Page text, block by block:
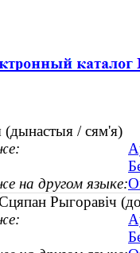
(дынастыя / сям'я)
на другом языке:
Рыгоравіч